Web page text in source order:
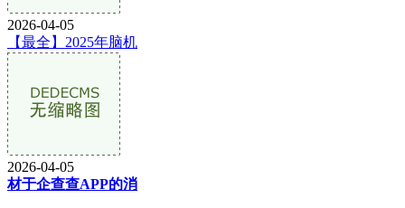
2026-04-05
【最全】2025年脑机
2026-04-05
材于企查查APP的消